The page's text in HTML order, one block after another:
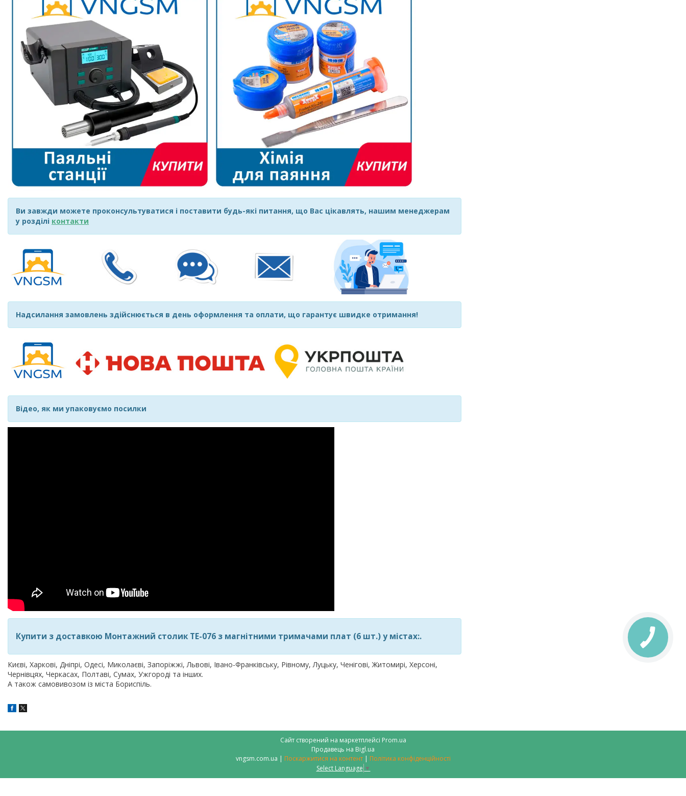
Ви завжди можете проконсультуватися і поставити будь-які питання, що Вас цікавлять, нашим менеджерам
у розділі контакти
Надсилання замовлень здійснюється в день оформлення та оплати, що гарантує швидке отримання!
Відео, як ми упаковуємо посилки
Купити з доставкою Монтажний столик TE-076 з магнітними тримачами плат (6 шт.) у містах:.
Києві, Харкові, Дніпрі, Одесі, Миколаєві, Запоріжжі, Львові, Івано-Франківську, Рівному, Луцьку, Ченігові, Житомирі, Херсоні,
Чернівцях, Черкасах, Полтаві, Сумах, Ужгороді та інших.
А також самовивозом із міста Бориспіль.
Сайт створений на маркетплейсі Prom.ua
Продавець на Bigl.ua
vngsm.com.ua | Поскаржитися на контент | Політика конфіденційності
Select Language ▼